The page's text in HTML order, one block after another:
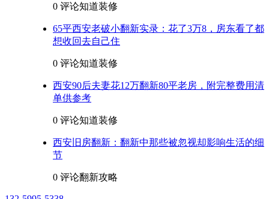
0 评论知道装修
65平西安老破小翻新实录：花了3万8，房东看了都
想收回去自己住
0 评论知道装修
西安90后夫妻花12万翻新80平老房，附完整费用清
单供参考
0 评论知道装修
西安旧房翻新：翻新中那些被忽视却影响生活的细
节
0 评论翻新攻略